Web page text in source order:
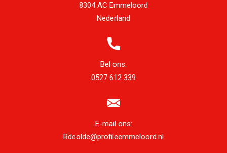
8304 AC Emmeloord
Nederland
Bel ons:
0527 612 339
E-mail ons:
Rdeolde@profileemmeloord.nl